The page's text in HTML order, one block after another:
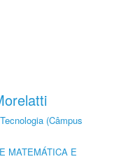
(Câmpus
MATEMÁTICA E